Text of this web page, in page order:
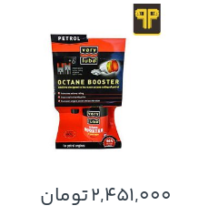
2,451,000تومان